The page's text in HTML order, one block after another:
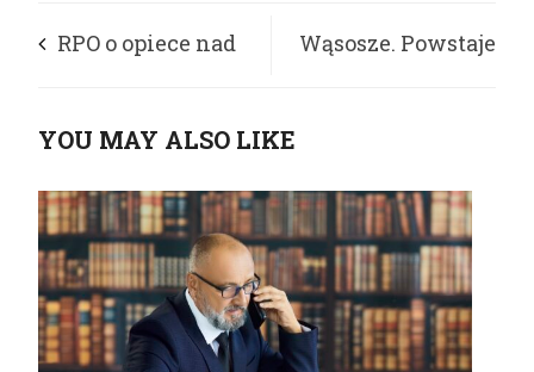
RPO o opiece nad Wąsosze. Powstaje
YOU MAY ALSO LIKE